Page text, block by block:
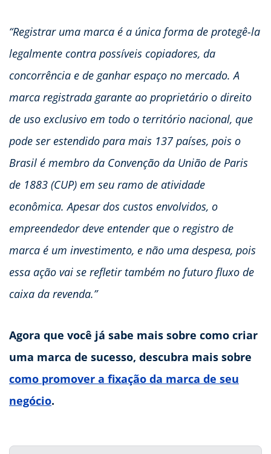
“Registrar uma marca é a única forma de protegê-la
legalmente contra possíveis copiadores, da
concorrência e de ganhar espaço no mercado. A
marca registrada garante ao proprietário o direito
de uso exclusivo em todo o território nacional, que
pode ser estendido para mais 137 países, pois o
Brasil é membro da Convenção da União de Paris
de 1883 (CUP) em seu ramo de atividade
econômica. Apesar dos custos envolvidos, o
empreendedor deve entender que o registro de
marca é um investimento, e não uma despesa, pois
essa ação vai se refletir também no futuro fluxo de
caixa da revenda.”
Agora que você já sabe mais sobre como criar
uma marca de sucesso, descubra mais sobre
como promover a fixação da marca de seu
negócio.